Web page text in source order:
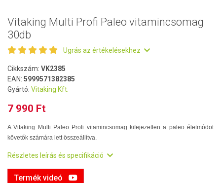
Vitaking Multi Profi Paleo vitamincsomag
30db
Ugrás az értékelésekhez
Cikkszám: VK2385
EAN: 5999571382385
Gyártó: Vitaking Kft.
7 990 Ft
A Vitaking Multi Paleo Profi vitamincsomag kifejezetten a paleo életmódot
követők számára lett összeállítva.
Részletes leírás és specifikáció
Termék videó